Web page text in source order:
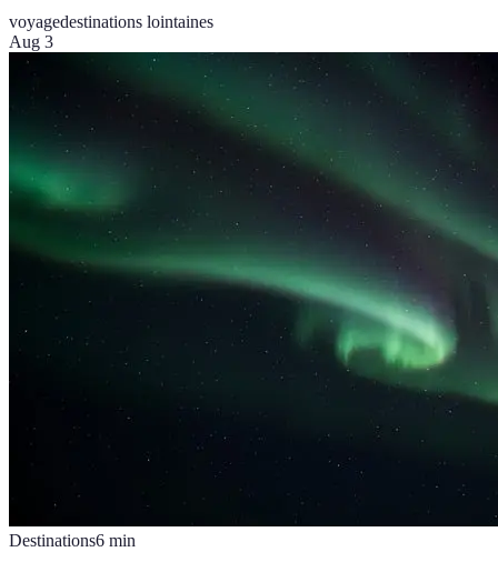
voyagedestinations lointaines
Aug 3
Destinations6 min